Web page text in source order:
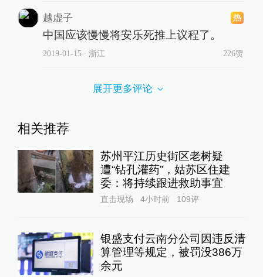
越虚子
中国应该慢慢将安乐死推上议程了。
2019-01-15∙ 浙江 226赞
展开更多评论
相关推荐
苏州平江历史街区老树疑
遭“钻孔灌药”，姑苏区住建
委：将持续跟进救助事宜
直击现场 4小时前 109评
银盛支付云南分公司因违反清
算管理等规定，被罚没386万
余元